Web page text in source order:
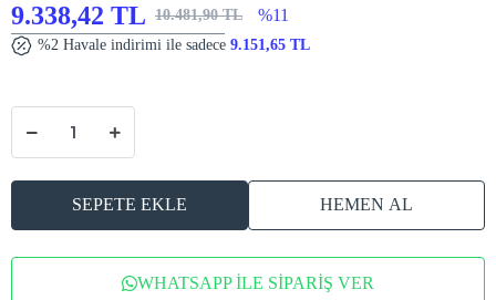
9.338,42 TL 10.481,90 TL %11
%2 Havale indirimi ile sadece 9.151,65 TL
SEPETE EKLE HEMEN AL
WHATSAPP İLE SİPARİŞ VER